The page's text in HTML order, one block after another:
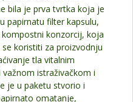
bila je prva tvrtka koja je
papirnatu filter kapsulu,
konzorcij, koja
koristiti za proizvodnju
tla vitalnim
istraživačkom i
je u paketu stvorio i
omatanje,